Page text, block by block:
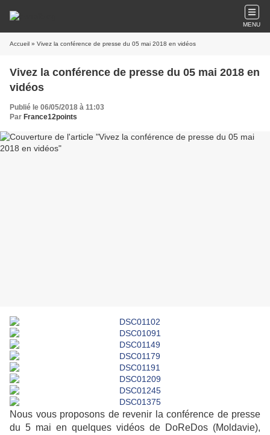
MENU
Accueil » Vivez la conférence de presse du 05 mai 2018 en vidéos
Vivez la conférence de presse du 05 mai 2018 en
vidéos
Publié le 06/05/2018 à 11:03
Par France12points
Nous vous proposons de revenir la conférence de presse
du 5 mai en quelques vidéos de DoReDos (Moldavie),